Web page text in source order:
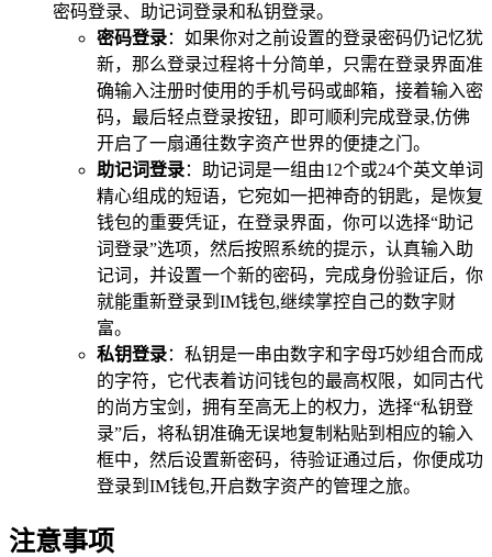
密码登录、助记词登录和私钥登录。
密码登录：如果你对之前设置的登录密码仍记忆犹
新，那么登录过程将十分简单，只需在登录界面准
确输入注册时使用的手机号码或邮箱，接着输入密
码，最后轻点登录按钮，即可顺利完成登录,仿佛
开启了一扇通往数字资产世界的便捷之门。
助记词登录：助记词是一组由12个或24个英文单词
精心组成的短语，它宛如一把神奇的钥匙，是恢复
钱包的重要凭证，在登录界面，你可以选择“助记
词登录”选项，然后按照系统的提示，认真输入助
记词，并设置一个新的密码，完成身份验证后，你
就能重新登录到IM钱包,继续掌控自己的数字财
富。
私钥登录：私钥是一串由数字和字母巧妙组合而成
的字符，它代表着访问钱包的最高权限，如同古代
的尚方宝剑，拥有至高无上的权力，选择“私钥登
录”后，将私钥准确无误地复制粘贴到相应的输入
框中，然后设置新密码，待验证通过后，你便成功
登录到IM钱包,开启数字资产的管理之旅。
注意事项